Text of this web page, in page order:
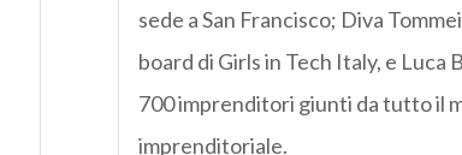
sede a San Francisco; Diva
board di Girls in Tech Italy, e
700 imprenditori giunti da tutto il
imprenditoriale.